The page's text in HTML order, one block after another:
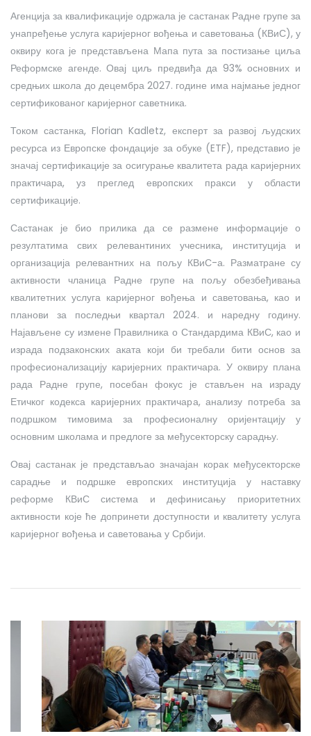
Агенција за квалификације одржала је састанак Радне групе за
унапређење услуга каријерног вођења и саветовања (КВиС), у
оквиру кога је представљена Мапа пута за постизање циља
Реформске агенде. Овај циљ предвиђа да 93% основних и
средњих школа до децембра 2027. године има најмање једног
сертификованог каријерног саветника.
Током састанка, Florian Kadletz, експерт за развој људских
ресурса из Европске фондације за обуке (ETF), представио је
значај сертификације за осигурање квалитета рада каријерних
практичара, уз преглед европских пракси у области
сертификације.
Састанак је био прилика да се размене информације о
резултатима свих релевантиних учесника, институција и
организација релевантних на пољу КВиС-а. Разматране су
активности чланица Радне групе на пољу обезбеђивања
квалитетних услуга каријерног вођења и саветовања, као и
планови за последњи квартал 2024. и наредну годину.
Најављене су измене Правилника о Стандардима КВиС, као и
израда подзаконских аката који би требали бити основ за
професионализацију каријерних практичара. У оквиру плана
рада Радне групе, посебан фокус је стављен на израду
Етичког кодекса каријерних практичара, анализу потреба за
подршком тимовима за професионалну оријентацију у
основним школама и предлоге за међусекторску сарадњу.
Овај састанак је представљао значајан корак међусекторске
сарадње и подршке европских институција у наставку
реформе КВиС система и дефинисању приоритетних
активности које ће допринети доступности и квалитету услуга
каријерног вођења и саветовања у Србији.